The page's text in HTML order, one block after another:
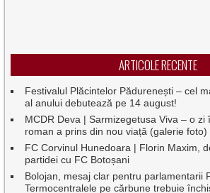
ARTICOLE RECENTE
Festivalul Plăcintelor Pădurenești – cel
al anului debutează pe 14 august!
MCDR Deva | Sarmizegetusa Viva – o
roman a prins din nou viață (galerie foto)
FC Corvinul Hunedoara | Florin Maxim,
partidei cu FC Botoșani
Bolojan, mesaj clar pentru parlamentarii
Termocentralele pe cărbune trebuie